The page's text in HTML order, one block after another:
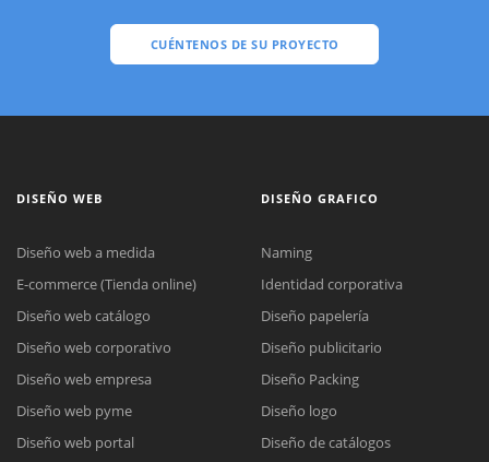
CUÉNTENOS DE SU PROYECTO
DISEÑO WEB
Diseño web a medida
E-commerce (Tienda online)
Diseño web catálogo
Diseño web corporativo
Diseño web empresa
Diseño web pyme
Diseño web portal
DISEÑO GRAFICO
Naming
Identidad corporativa
Diseño papelería
Diseño publicitario
Diseño Packing
Diseño logo
Diseño de catálogos